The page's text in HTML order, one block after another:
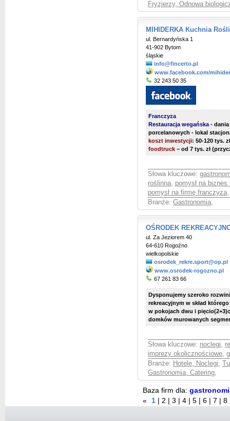
Fryzjerzy, Odnowa
MIHIDERKA Kuchnia
ul. Bernardyńska 1
41-902 Bytom
śląskie
info@fincerto.pl
www.facebook.com/
32 243 50 35
Franczyza
Restauracja wegańska -
porcelanowych - lokal
koszt inwestycji: 50-120 tys.
foodtruck – od 7 tys. zł
Słowa kluczowe:
roślinna, pomysł na
pomysł na firmę franczyza,
Branże: Gastronomia,
OŚRODEK
ul. Za Jeziorem 40
64-610 Rogoźno
wielkopolskie
osrodek_rekre.sport@op.pl
www.osrodek-rogozno.pl
67 261 83 66
Dysponujemy szeroko
rekreacyjnym w skład
w pokojach dwu i
domków murowanych
Słowa kluczowe: noclegi,
imprezy okolicznościowe,
Branże: Hotele, Noclegi,
Gastronomia, Catering,
Baza firm dla:
«
1 2 3 4 5 6 7 8